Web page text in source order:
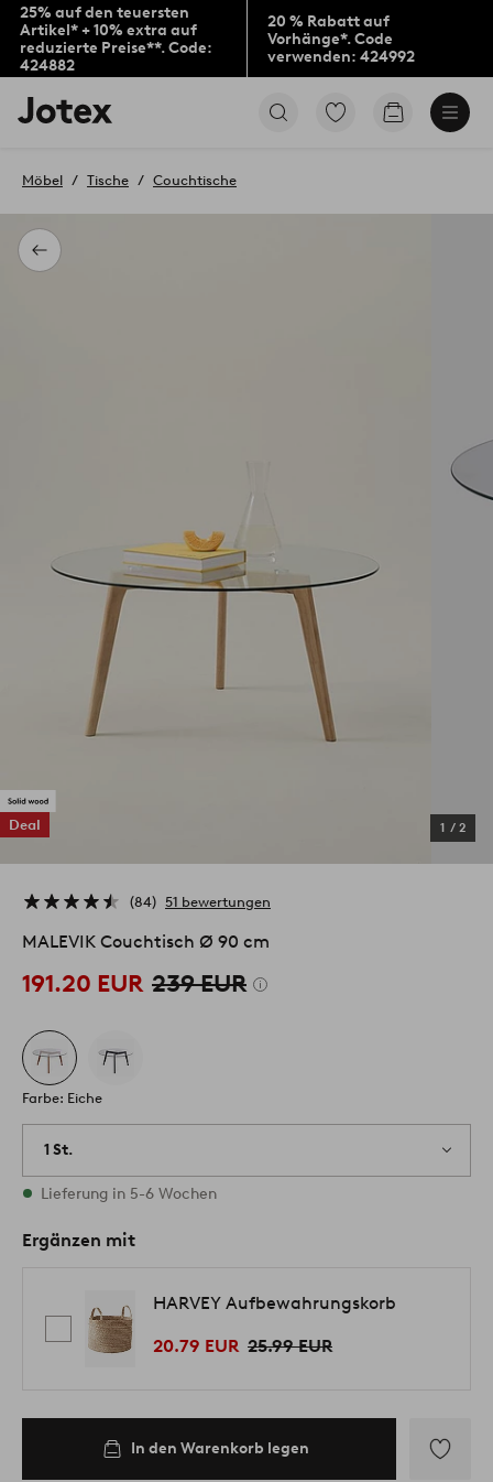
25% auf den teuersten
Artikel* + 10% extra auf
reduzierte Preise**. Code:
424882
20 % Rabatt auf
Vorhänge*. Code
verwenden: 424992
Jotex-
Logo
Startseite
Zu
Produkten
Zum
Zurück
Möbel Tische Couchtische
Deal 1 / 2
84 51 bewertungen
MALEVIK Couchtisch Ø 90 cm
191.20 EUR 239 EUR
Farbe: Eiche
1 St.
Vorrätig
Lieferung in 5-6 Wochen
Ergänzen mit
HARVEY Aufbewahrungskorb
20.79 EUR 25.99 EUR
In den Warenkorb legen